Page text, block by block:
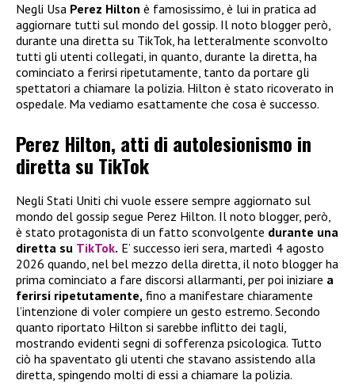
Negli Usa Perez Hilton è famosissimo, è lui in pratica ad
aggiornare tutti sul mondo del gossip. Il noto blogger però,
durante una diretta su TikTok, ha letteralmente sconvolto
tutti gli utenti collegati, in quanto, durante la diretta, ha
cominciato a ferirsi ripetutamente, tanto da portare gli
spettatori a chiamare la polizia. Hilton è stato ricoverato in
ospedale. Ma vediamo esattamente che cosa è successo.
Perez Hilton, atti di autolesionismo in
diretta su TikTok
Negli Stati Uniti chi vuole essere sempre aggiornato sul
mondo del gossip segue Perez Hilton. Il noto blogger, però,
è stato protagonista di un fatto sconvolgente durante una
diretta su TikTok. E’ successo ieri sera, martedì 4 agosto
2026 quando, nel bel mezzo della diretta, il noto blogger ha
prima cominciato a fare discorsi allarmanti, per poi iniziare a
ferirsi ripetutamente, fino a manifestare chiaramente
l’intenzione di voler compiere un gesto estremo. Secondo
quanto riportato Hilton si sarebbe inflitto dei tagli,
mostrando evidenti segni di sofferenza psicologica. Tutto
ciò ha spaventato gli utenti che stavano assistendo alla
diretta, spingendo molti di essi a chiamare la polizia.